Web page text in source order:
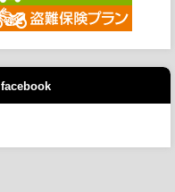
facebook